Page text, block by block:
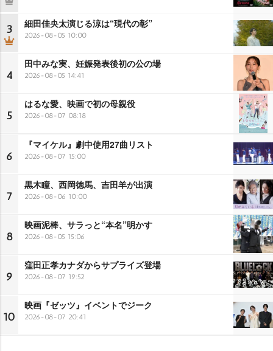
3 細田佳央太演じる涼は“現代の彰”
2026-08-05 10:00
4
田中みな実、妊娠発表後初の公の場
2026-08-05 14:41
5
はるな愛、映画で初の母親役
2026-08-07 08:18
6
『マイケル』劇中使用27曲リスト
2026-08-07 15:00
7
黒木瞳、西岡徳馬、吉田羊が出演
2026-08-06 10:00
8
映画泥棒、サラっと“本名”明かす
2026-08-05 15:06
9
窪田正孝カナダからサプライズ登場
2026-08-07 19:52
10
映画『ゼッツ』イベントでジーク
2026-08-07 20:41